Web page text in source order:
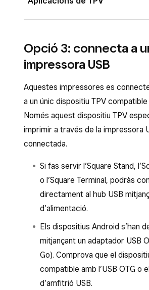
una finestra emergent a la pantalla
configurar-la automàticament amb
personalitzat.
Per connectar manualment la
de les aplicacions de TPV de
Obre l’aplicació de TPV.
Toca≡ Més>Configuració
Hardware>Impressores.
Toca la pestanya
seleccionada. Si la
connectada a la mateixa
hauria d’aparèixer a la llista.
Crea o assigna un perfil
Toca Desai, a continuació,
Opció 3: connecta a
impressora USB
Aquestes impressores es
a un únic dispositiu TPV
Només aquest dispositiu TPV
imprimir a través de la impressora
connectada.
Si fas servir l’Square Stand,
o l’Square Terminal, podràs
directament al hub USB
d’alimentació.
Els dispositius Android s’han
mitjançant un adaptador USB
Go). Comprova que el
compatible amb l’USB OTG o
d’amfitrió USB.